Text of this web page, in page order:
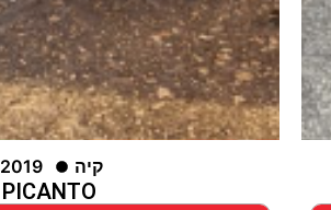
קיה 2019
PICANTO